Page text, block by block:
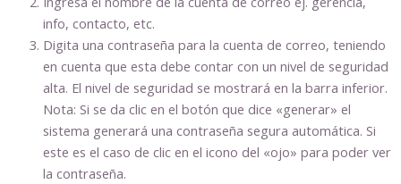
info, contacto, etc.
Digita una contraseña para la cuenta de correo, teniendo
en cuenta que esta debe contar con un nivel de seguridad
alta. El nivel de seguridad se mostrará en la barra inferior.
Nota: Si se da clic en el botón que dice «generar» el
sistema generará una contraseña segura automática. Si
este es el caso de clic en el icono del «ojo» para poder ver
la contraseña.